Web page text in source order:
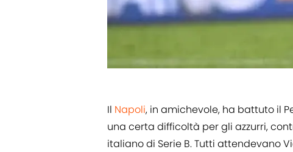
Il Napoli, in amichevole, ha battuto il
una certa difficoltà per gli azzurri,
italiano di Serie B. Tutti attendevano